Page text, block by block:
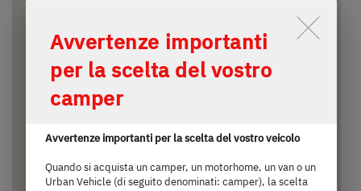
Prezzo da
4 persone
Posti letto
5,99
lunghezza
3.499 kg
Lo scorrimento attiva il
Avvertenze importanti
per la scelta del vostro
camper
Avvertenze importanti per la scelta del vostro veicolo
Quando si acquista un camper, un motorhome, un van o un
Urban Vehicle (di seguito denominati: camper), la scelta